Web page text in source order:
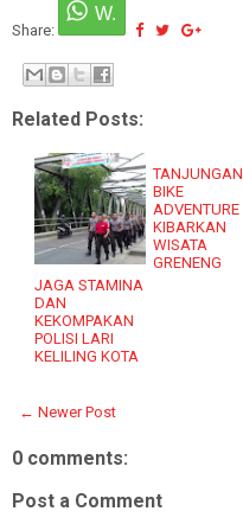
Share:
Related Posts:
JAGA STAMINA
DAN
KEKOMPAKAN
POLISI LARI
KELILING KOTA
TANJUNGAN
BIKE
ADVENTURE
KIBARKAN
WISATA
GRENENG
← Newer Post
0 comments:
Post a Comment